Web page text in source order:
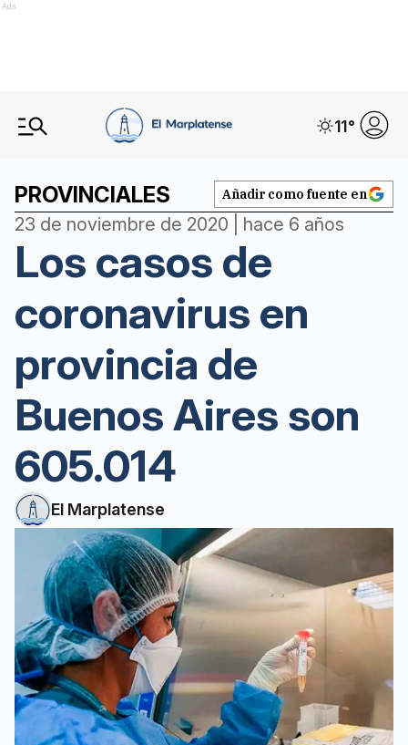
Ads
11°
PROVINCIALES Añadir como fuente en
23 de noviembre de 2020 | hace 6 años
Los casos de
coronavirus en
provincia de
Buenos Aires son
605.014
El Marplatense